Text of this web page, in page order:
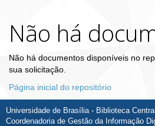
Não há
Não há documentos disponíveis no
sua solicitação.
Página inicial do repositório
Universidade de Brasília - Biblioteca Central
Coordenadoria de Gestão da Informação